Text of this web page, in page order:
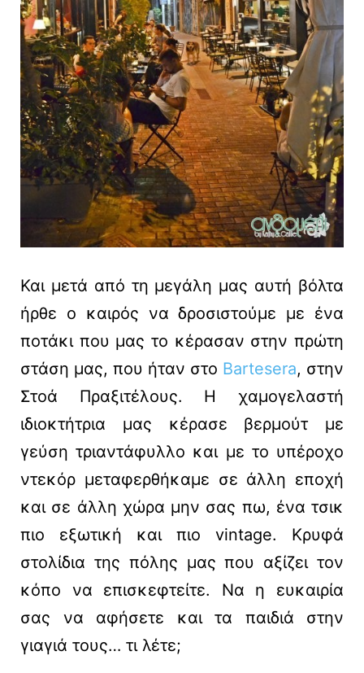
Και μετά από τη μεγάλη μας αυτή βόλτα
ήρθε ο καιρός να δροσιστούμε με ένα
ποτάκι που μας το κέρασαν στην πρώτη
στάση μας, που ήταν στο Bartesera, στην
Στοά Πραξιτέλους. Η χαμογελαστή
ιδιοκτήτρια μας κέρασε βερμούτ με
γεύση τριαντάφυλλο και με το υπέροχο
ντεκόρ μεταφερθήκαμε σε άλλη εποχή
και σε άλλη χώρα μην σας πω, ένα τσικ
πιο εξωτική και πιο vintage. Κρυφά
στολίδια της πόλης μας που αξίζει τον
κόπο να επισκεφτείτε. Να η ευκαιρία
σας να αφήσετε και τα παιδιά στην
γιαγιά τους… τι λέτε;